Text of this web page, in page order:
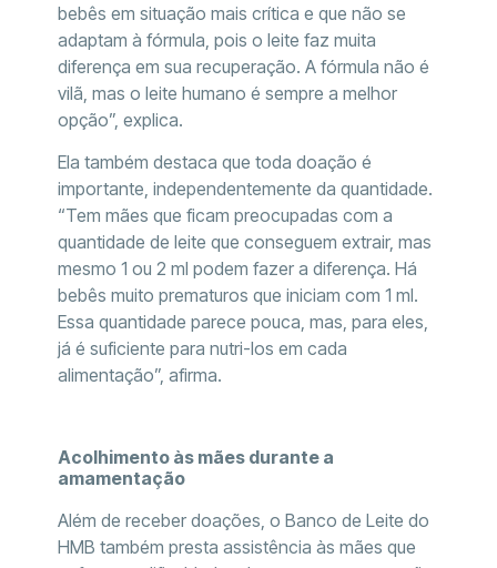
bebês em situação mais crítica e que não se
adaptam à fórmula, pois o leite faz muita
diferença em sua recuperação. A fórmula não é
vilã, mas o leite humano é sempre a melhor
opção”, explica.
Ela também destaca que toda doação é
importante, independentemente da quantidade.
“Tem mães que ficam preocupadas com a
quantidade de leite que conseguem extrair, mas
mesmo 1 ou 2 ml podem fazer a diferença. Há
bebês muito prematuros que iniciam com 1 ml.
Essa quantidade parece pouca, mas, para eles,
já é suficiente para nutri-los em cada
alimentação”, afirma.
Acolhimento às mães durante a
amamentação
Além de receber doações, o Banco de Leite do
HMB também presta assistência às mães que